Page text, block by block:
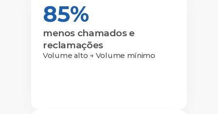
85%
menos chamados e
reclamações
Volume alto → Volume mínimo